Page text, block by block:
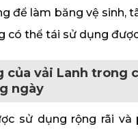
để làm băng vệ sinh,
có thể tái sử dụng
của vải Lanh trong
ngày
sử dụng rộng rãi và